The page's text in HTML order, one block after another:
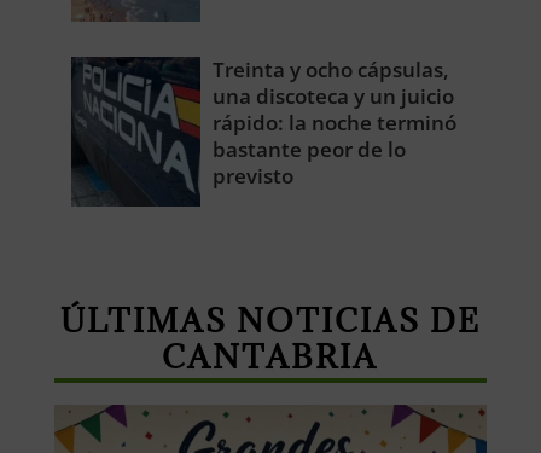
Treinta y ocho cápsulas,
una discoteca y un juicio
rápido: la noche terminó
bastante peor de lo
previsto
ÚLTIMAS NOTICIAS DE
CANTABRIA